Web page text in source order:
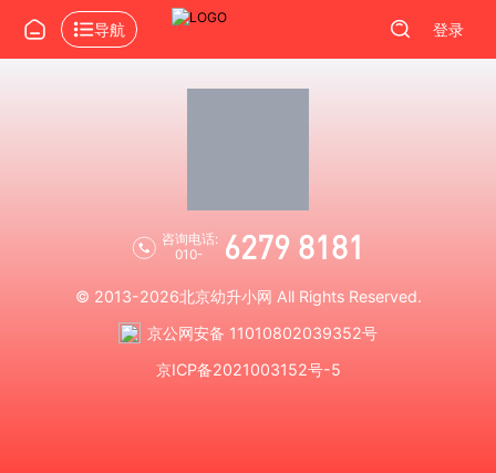
导航 登录
咨询电话:
010-
6279 8181
© 2013-2026北京幼升小网 All Rights Reserved.
京公网安备 11010802039352号
京ICP备2021003152号-5